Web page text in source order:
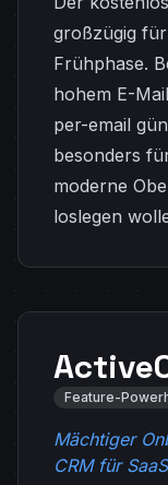
großzügig
Frühphase.
hohem E-
per-email
besonders
moderne
loslegen
Feature-
Mächtiger
CRM für